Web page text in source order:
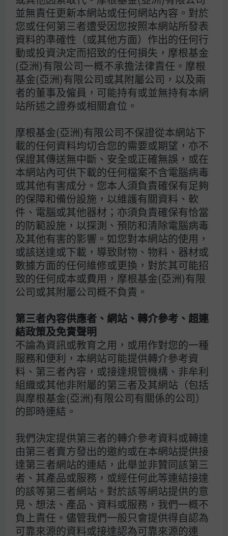
並無責任更新本網站或任何網站內容。對於
您或任何第三者遭受因您按照本網站所發表
資料的準確性（或其他方面）作出的任何行
動或投資決定而招致的任何損失，摩根基金
(亞洲)有限公司一概不承擔法律責任。摩根
基金(亞洲)有限公司或其附屬公司，以及兩
者的董事及僱員，可能持有或並無持有本網
站所述之證券或相關倉位。
摩根基金(亞洲)有限公司不保證從本網站下
載的任何資料均切合您的需要或期望，亦不
保證其傳送無中斷、安全或正確無誤，或在
本網站內可供下載的任何檔案不含電腦病毒
或其他有害成分。您本人須負責確保有足夠
的保障和備份設施，以維護有關資料、軟
件、電腦或其他器材；亦須負責確保有恰當
的防範設施，以探測、預防和清除電腦病毒
及其他有害的影響。如您對本網站的使用，
或該送達或下載，導致財物、物料、器材或
數據方面的任何維修或更換，對於其可能招
致的任何成本或費用，摩根基金(亞洲)有限
公司或其附屬公司概不負責。
第三者內容供應者、網站、轉介參考、超連
結政策及免責聲明
不論為資訊或教育之用，或用作對您的一種
服務和便利，本網站可能提供轉介參考資
料、第三者內容，或接達規管機構、非牟利
組織或其他非附屬的第三者及其網站（包括
與摩根基金(亞洲)有限公司有關係的公司）
的即時連結。
我們決定提供第三者的轉介參考資料或轉達
由第三者賣方發出的邀約或在本網站提供接
達第三者網站的連結，此舉並非贊同該第三
者、其產品或服務，或經任何此等連結接達
的該等第三者網站。對於該等網站提供的意
見、想法、產品、資料或服務，我們一概不
負上責任。儘管我們一般只會提供得自認為
可靠來源的資料或接達認為可靠來源的連
摩根資產管理
使用條款
私隱政策
Cookies 政策
投資盡職治理
基金註釋
銷售文件
表格及資料
投訴之處理
常見問題
網站索引
J.P. Morgan
摩根大通
大通銀行
注意: 本網站只供摩根基金（亞洲）有限公司之分銷商使用。